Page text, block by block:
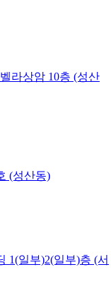
라상암 10층 (성산
(성산동)
1(일부)2(일부)층 (서